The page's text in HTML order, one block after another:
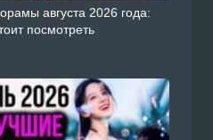
августа 2026 года:
посмотреть